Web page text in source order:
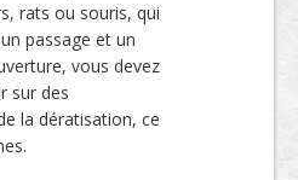
rats ou souris, qui
passage et un
vous devez
sur des
la dératisation, ce